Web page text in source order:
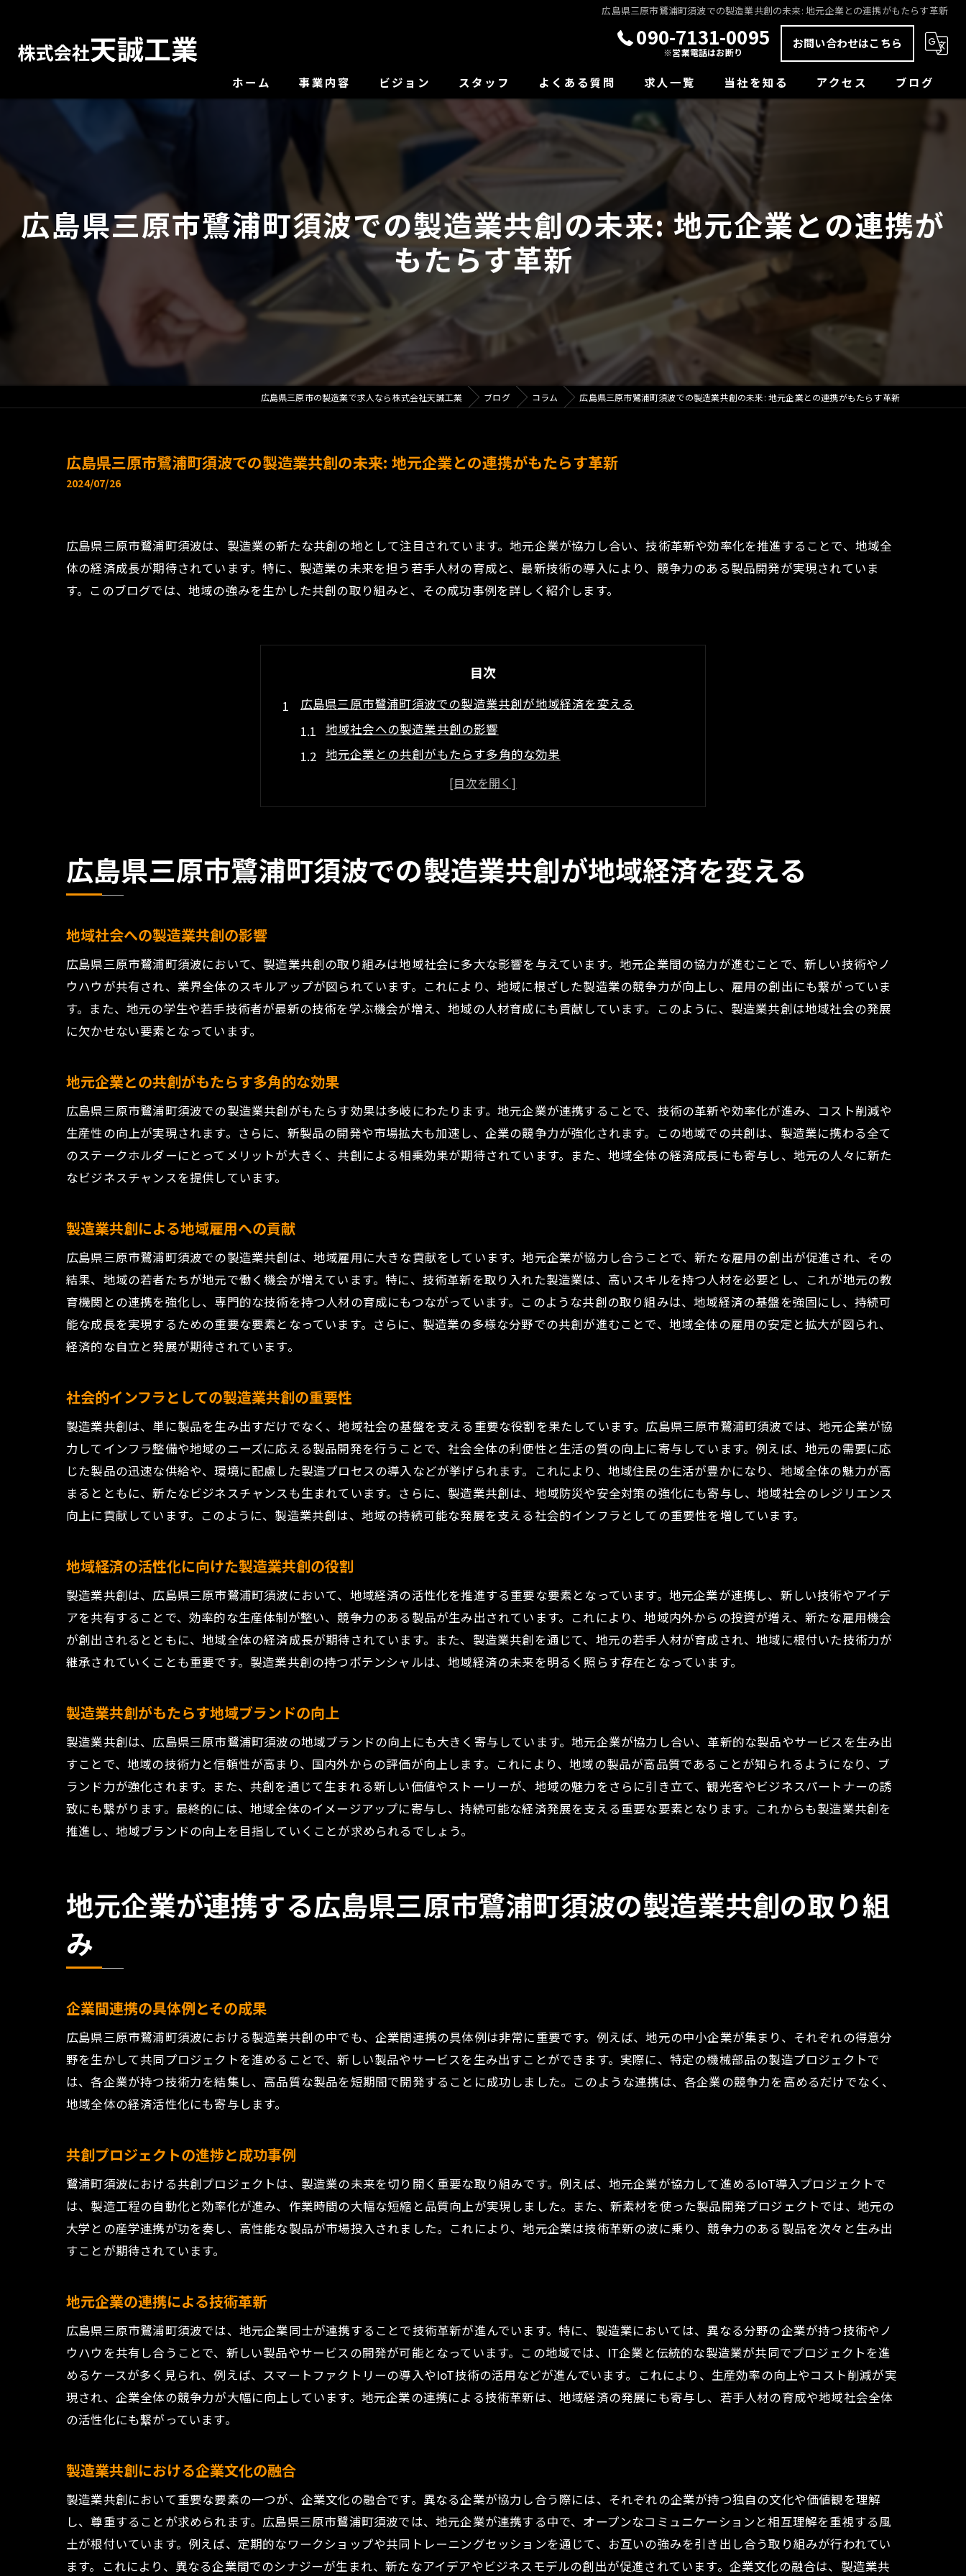
広島県三原市鷺浦町須波での製造業共創の未来: 地元企業との連携がもたらす革新
090-7131-0095
※営業電話はお断り
お問い合わせはこちら
ホーム 事業内容 ビジョン スタッフ よくある質問 求人一覧 当社を知る
未経験
正社員
経験者
学歴不問
転職
アクセス ブログ
広島県三原市鷺浦町須波での製造業共創の未来: 地元企業との連携が
もたらす革新
広島県三原市の製造業で求人なら株式会社天誠工業 ブログ コラム 広島県三原市鷺浦町須波での製造業共創の未来: 地元企業との連携がもたらす革新
広島県三原市鷺浦町須波での製造業共創の未来: 地元企業との連携がもたらす革新
2024/07/26
広島県三原市鷺浦町須波は、製造業の新たな共創の地として注目されています。地元企業が協力し合い、技術革新や効率化を推進することで、地域全
体の経済成長が期待されています。特に、製造業の未来を担う若手人材の育成と、最新技術の導入により、競争力のある製品開発が実現されていま
す。このブログでは、地域の強みを生かした共創の取り組みと、その成功事例を詳しく紹介します。
目次
広島県三原市鷺浦町須波での製造業共創が地域経済を変える
地域社会への製造業共創の影響
地元企業との共創がもたらす多角的な効果
製造業共創による地域雇用への貢献
社会的インフラとしての製造業共創の重要性
製造業共創がもたらす地域ブランドの向上
地元企業が連携する広島県三原市鷺浦町須波の製造業共創の取り組み
地元企業の連携による技術革新
製造業共創における企業文化の融合
地元企業の共創体験とその意義
若手人材育成の重要性とその取り組み
現地の製造業における人材育成プログラム
若手技術者が担う未来の製造業
若手人材とベテランのコラボレーション事例
最新技術導入の背景とその必要性
地元企業による技術導入の具体例
技術革新がもたらす製造過程の変化
テクノロジーと人材のシナジー効果
製造業共創が広がる広島県三原市鷺浦町須波の成功事例
成功事例1: 地元企業の技術コラボレーション
成功事例2: 若手の発明による新製品開発
成功事例3: 共創プロジェクトの市場展開
成功事例4: 地域資源を活用した製品イノベーション
成功事例6: 地元企業のグローバル展開
地域資源の特性とその活用法
地元の伝統技術と最新技術の融合
地域の産業文化を取り入れた製品開発
地元市場のニーズに応える製品戦略
地域の強みを活かしたマーケティング戦略
広島県三原市鷺浦町須波の製造業共創で競争力を高める方法
製造業共創による競争力強化のポイント
効果的なパートナーシップの構築
市場分析と製品開発の連携
共創による持続可能な競争優位の確立
未来の技術トレンドとその活用法
地元企業の挑戦とその成功要因
未来に向けた地域と企業のシナジー
広島県三原市鷺浦町須波での製造業共創が地域経済を変える
地域社会への製造業共創の影響
広島県三原市鷺浦町須波において、製造業共創の取り組みは地域社会に多大な影響を与えています。地元企業間の協力が進むことで、新しい技術やノ
ウハウが共有され、業界全体のスキルアップが図られています。これにより、地域に根ざした製造業の競争力が向上し、雇用の創出にも繋がっていま
す。また、地元の学生や若手技術者が最新の技術を学ぶ機会が増え、地域の人材育成にも貢献しています。このように、製造業共創は地域社会の発展
に欠かせない要素となっています。
地元企業との共創がもたらす多角的な効果
広島県三原市鷺浦町須波での製造業共創がもたらす効果は多岐にわたります。地元企業が連携することで、技術の革新や効率化が進み、コスト削減や
生産性の向上が実現されます。さらに、新製品の開発や市場拡大も加速し、企業の競争力が強化されます。この地域での共創は、製造業に携わる全て
のステークホルダーにとってメリットが大きく、共創による相乗効果が期待されています。また、地域全体の経済成長にも寄与し、地元の人々に新た
なビジネスチャンスを提供しています。
製造業共創による地域雇用への貢献
広島県三原市鷺浦町須波での製造業共創は、地域雇用に大きな貢献をしています。地元企業が協力し合うことで、新たな雇用の創出が促進され、その
結果、地域の若者たちが地元で働く機会が増えています。特に、技術革新を取り入れた製造業は、高いスキルを持つ人材を必要とし、これが地元の教
育機関との連携を強化し、専門的な技術を持つ人材の育成にもつながっています。このような共創の取り組みは、地域経済の基盤を強固にし、持続可
能な成長を実現するための重要な要素となっています。さらに、製造業の多様な分野での共創が進むことで、地域全体の雇用の安定と拡大が図られ、
経済的な自立と発展が期待されています。
社会的インフラとしての製造業共創の重要性
製造業共創は、単に製品を生み出すだけでなく、地域社会の基盤を支える重要な役割を果たしています。広島県三原市鷺浦町須波では、地元企業が協
力してインフラ整備や地域のニーズに応える製品開発を行うことで、社会全体の利便性と生活の質の向上に寄与しています。例えば、地元の需要に応
じた製品の迅速な供給や、環境に配慮した製造プロセスの導入などが挙げられます。これにより、地域住民の生活が豊かになり、地域全体の魅力が高
まるとともに、新たなビジネスチャンスも生まれています。さらに、製造業共創は、地域防災や安全対策の強化にも寄与し、地域社会のレジリエンス
向上に貢献しています。このように、製造業共創は、地域の持続可能な発展を支える社会的インフラとしての重要性を増しています。
地域経済の活性化に向けた製造業共創の役割
製造業共創は、広島県三原市鷺浦町須波において、地域経済の活性化を推進する重要な要素となっています。地元企業が連携し、新しい技術やアイデ
アを共有することで、効率的な生産体制が整い、競争力のある製品が生み出されています。これにより、地域内外からの投資が増え、新たな雇用機会
が創出されるとともに、地域全体の経済成長が期待されています。また、製造業共創を通じて、地元の若手人材が育成され、地域に根付いた技術力が
継承されていくことも重要です。製造業共創の持つポテンシャルは、地域経済の未来を明るく照らす存在となっています。
製造業共創がもたらす地域ブランドの向上
製造業共創は、広島県三原市鷺浦町須波の地域ブランドの向上にも大きく寄与しています。地元企業が協力し合い、革新的な製品やサービスを生み出
すことで、地域の技術力と信頼性が高まり、国内外からの評価が向上します。これにより、地域の製品が高品質であることが知られるようになり、ブ
ランド力が強化されます。また、共創を通じて生まれる新しい価値やストーリーが、地域の魅力をさらに引き立て、観光客やビジネスパートナーの誘
致にも繋がります。最終的には、地域全体のイメージアップに寄与し、持続可能な経済発展を支える重要な要素となります。これからも製造業共創を
推進し、地域ブランドの向上を目指していくことが求められるでしょう。
地元企業が連携する広島県三原市鷺浦町須波の製造業共創の取り組
み
企業間連携の具体例とその成果
広島県三原市鷺浦町須波における製造業共創の中でも、企業間連携の具体例は非常に重要です。例えば、地元の中小企業が集まり、それぞれの得意分
野を生かして共同プロジェクトを進めることで、新しい製品やサービスを生み出すことができます。実際に、特定の機械部品の製造プロジェクトで
は、各企業が持つ技術力を結集し、高品質な製品を短期間で開発することに成功しました。このような連携は、各企業の競争力を高めるだけでなく、
地域全体の経済活性化にも寄与します。
共創プロジェクトの進捗と成功事例
鷺浦町須波における共創プロジェクトは、製造業の未来を切り開く重要な取り組みです。例えば、地元企業が協力して進めるIoT導入プロジェクトで
は、製造工程の自動化と効率化が進み、作業時間の大幅な短縮と品質向上が実現しました。また、新素材を使った製品開発プロジェクトでは、地元の
大学との産学連携が功を奏し、高性能な製品が市場投入されました。これにより、地元企業は技術革新の波に乗り、競争力のある製品を次々と生み出
すことが期待されています。
地元企業の連携による技術革新
広島県三原市鷺浦町須波では、地元企業同士が連携することで技術革新が進んでいます。特に、製造業においては、異なる分野の企業が持つ技術やノ
ウハウを共有し合うことで、新しい製品やサービスの開発が可能となっています。この地域では、IT企業と伝統的な製造業が共同でプロジェクトを進
めるケースが多く見られ、例えば、スマートファクトリーの導入やIoT技術の活用などが進んでいます。これにより、生産効率の向上やコスト削減が実
現され、企業全体の競争力が大幅に向上しています。地元企業の連携による技術革新は、地域経済の発展にも寄与し、若手人材の育成や地域社会全体
の活性化にも繋がっています。
製造業共創における企業文化の融合
製造業共創において重要な要素の一つが、企業文化の融合です。異なる企業が協力し合う際には、それぞれの企業が持つ独自の文化や価値観を理解
し、尊重することが求められます。広島県三原市鷺浦町須波では、地元企業が連携する中で、オープンなコミュニケーションと相互理解を重視する風
土が根付いています。例えば、定期的なワークショップや共同トレーニングセッションを通じて、お互いの強みを引き出し合う取り組みが行われてい
ます。これにより、異なる企業間でのシナジーが生まれ、新たなアイデアやビジネスモデルの創出が促進されています。企業文化の融合は、製造業共